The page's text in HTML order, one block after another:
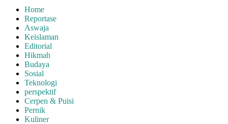
Home
Reportase
Aswaja
Keislaman
Editorial
Hikmah
Budaya
Sosial
Teknologi
perspektif
Cerpen & Puisi
Pernik
Kuliner